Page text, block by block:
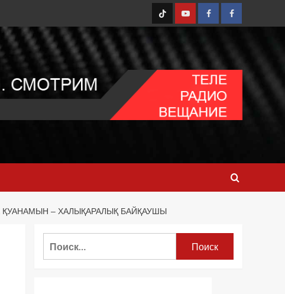
TT YoutubeFB1 FB2
– ХАЛЫҚАРАЛЫҚ БАЙҚАУШЫ